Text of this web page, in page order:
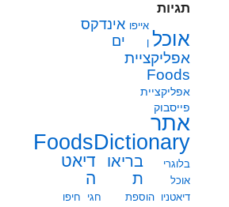
תגיות
אוכל
אייפו
ן
אינדקס
ים
אפליקציית
Foods
אפליקציית
פייסבוק
אתר
FoodsDictionary
בלוגרי
אוכל
בריאו
ת
דיאט
ה
דיאטניו הוספת
חגי
חיפו